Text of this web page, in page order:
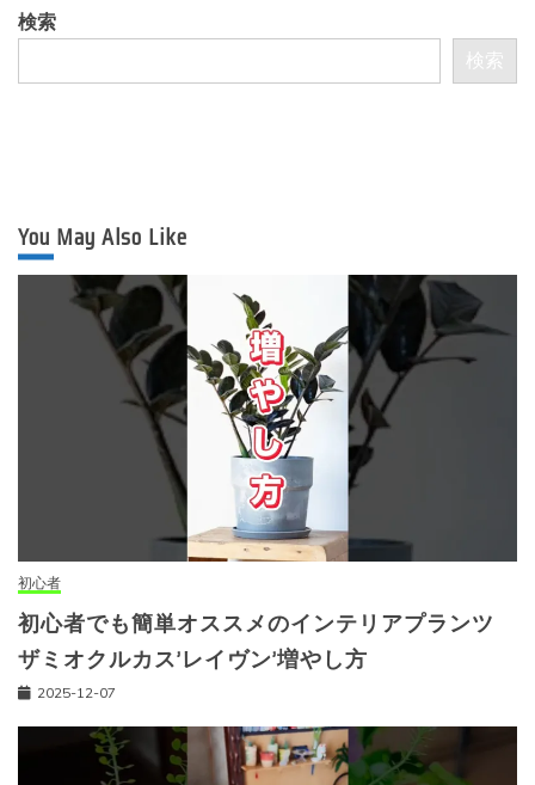
検索
検索
You May Also Like
初心者
初心者でも簡単オススメのインテリアプランツ
ザミオクルカス’レイヴン’増やし方
2025-12-07